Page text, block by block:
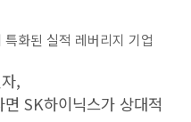
화된 실적 레버리지 기업
,
SK하이닉스가 상대적